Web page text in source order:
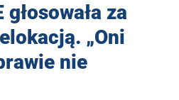
za
„Oni
nie